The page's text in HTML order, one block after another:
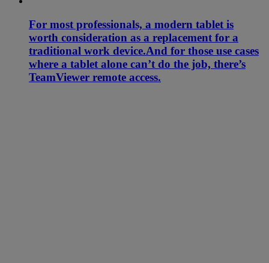
For most professionals, a modern tablet is
worth consideration as a replacement for a
traditional work device.And for those use cases
where a tablet alone can’t do the job, there’s
TeamViewer remote access.